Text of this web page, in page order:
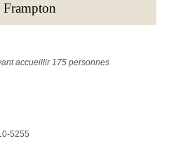
Frampton
accueillir 175 personnes
5255